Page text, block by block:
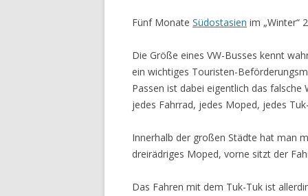
Fünf Monate Südostasien im „Winter“
Die Größe eines VW-Busses kennt
ein wichtiges Touristen-
Passen ist dabei eigentlich das
jedes Fahrrad, jedes Moped, jedes
Innerhalb der großen Städte hat man
dreirädriges Moped, vorne sitzt der
Das Fahren mit dem Tuk-Tuk ist